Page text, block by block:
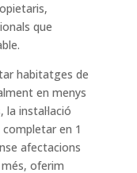
que
habitatges de
en menys
instal·lació
en 1
afectacions
oferim